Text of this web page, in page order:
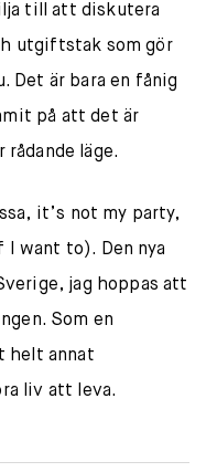
till att diskutera
utgiftstak som gör
Det är bara en fånig
på att det är
rådande läge.
it’s not my party,
want to). Den nya
jag hoppas att
Som en
helt annat
liv att leva.